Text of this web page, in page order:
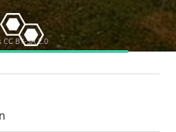
BY-SA 2.0